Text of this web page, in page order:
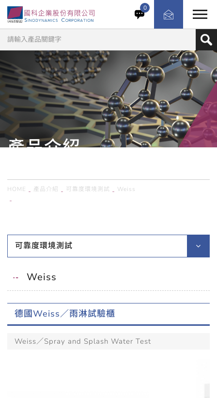
IP 測試可為各種電氣產品和組件提供可重複的驗證，涵蓋從
簡單的防水到完全防水的各個方面。製造的 WaterEvent
SWT 水刀測試設備，可依據 DIN EN 60529 (VDE 0470-
1) IPX3 和 IPX4 標準進行可靠性測試。 此裝置提供 200
毫米或 600 毫米的旋轉管半徑可選。最大旋轉管半徑可選
400 毫米或 800 毫米。
0
產品介紹
HOME 產品介紹 可靠度環境測試
Weiss
可靠度環境測試
Weiss
德國Weiss／雨淋試驗櫃
Weiss／Spray and Splash Water Test